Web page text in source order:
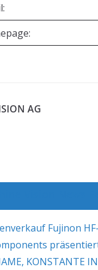
AG
Fujinon
KONSTANTE